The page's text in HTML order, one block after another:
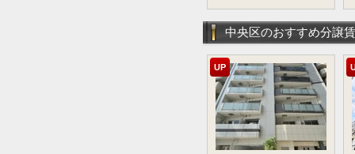
中央区のおすすめ分譲
UP